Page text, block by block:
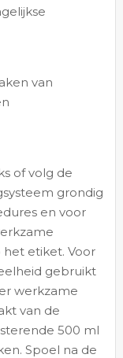
van
of volg de
grondig
en voor
het etiket. Voor
gebruikt
werkzame
van de
500 ml
Spoel na de